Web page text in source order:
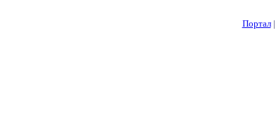
Портал|